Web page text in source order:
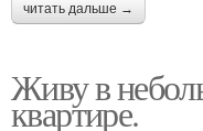
читать дальше →
Живу в
квартире.